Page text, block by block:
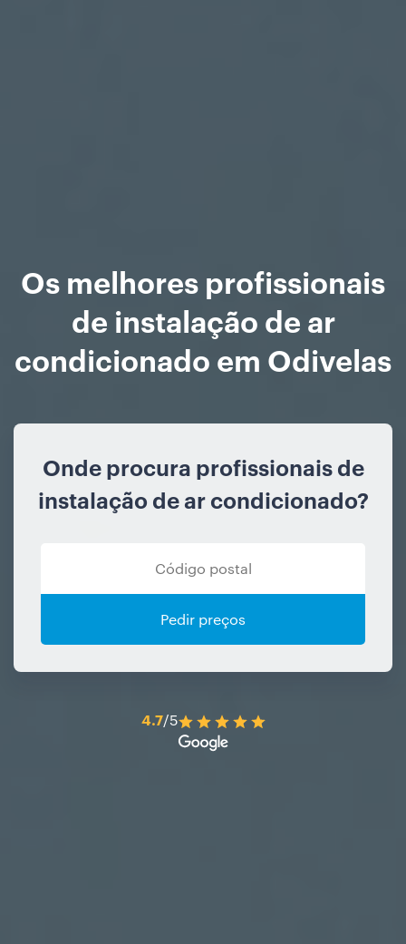
Os melhores profissionais
de instalação de ar
condicionado em Odivelas
Onde procura profissionais de
instalação de ar condicionado?
Pedir preços
4.7/5